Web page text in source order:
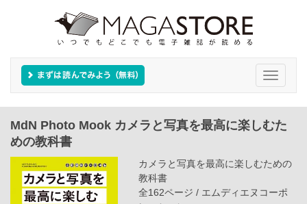
Toggle
MdN Photo Mook カメラと写真を最高に楽しむた
めの教科書
カメラと写真を最高に楽しむための
教科書
全162ページ / エムディエヌコーポ